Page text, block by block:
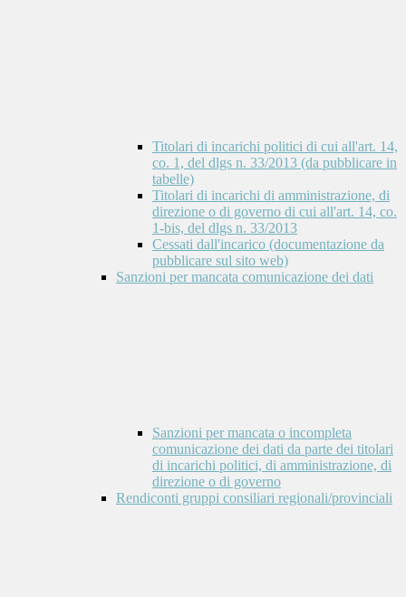
Titolari di incarichi politici di cui all'art. 14,
co. 1, del dlgs n. 33/2013 (da pubblicare in
tabelle)
Titolari di incarichi di amministrazione, di
direzione o di governo di cui all'art. 14, co.
1-bis, del dlgs n. 33/2013
Cessati dall'incarico (documentazione da
pubblicare sul sito web)
Sanzioni per mancata comunicazione dei dati
Sanzioni per mancata o incompleta
comunicazione dei dati da parte dei titolari
di incarichi politici, di amministrazione, di
direzione o di governo
Rendiconti gruppi consiliari regionali/provinciali